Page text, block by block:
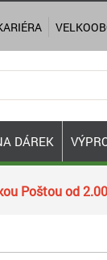
Poštou od
DÁREK